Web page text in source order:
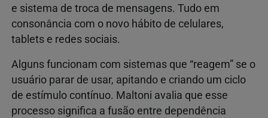
e sistema de troca de mensagens. Tudo em
consonância com o novo hábito de celulares,
tablets e redes sociais.
Alguns funcionam com sistemas que “reagem” se o
usuário parar de usar, apitando e criando um ciclo
de estímulo contínuo. Maltoni avalia que esse
processo significa a fusão entre dependência